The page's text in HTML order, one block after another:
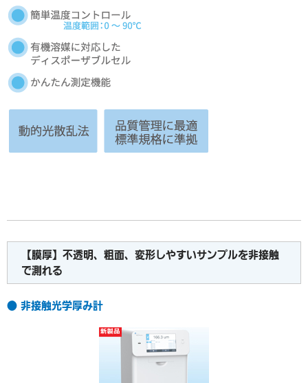
【膜厚】不透明、粗面、変形しやすいサンプルを非接触
で測れる
● 非接触光学厚み計